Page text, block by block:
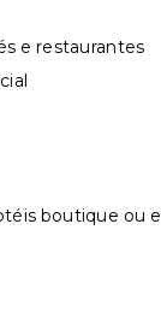
e restaurantes
boutique